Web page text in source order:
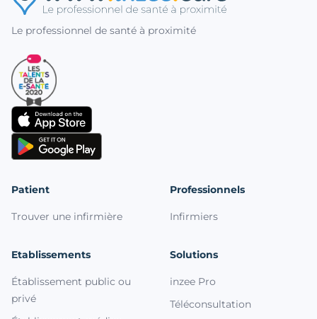
Le professionnel de santé à proximité
Patient
Trouver une infirmière
Professionnels
Infirmiers
Etablissements
Établissement public ou
privé
Solutions
inzee Pro
Téléconsultation